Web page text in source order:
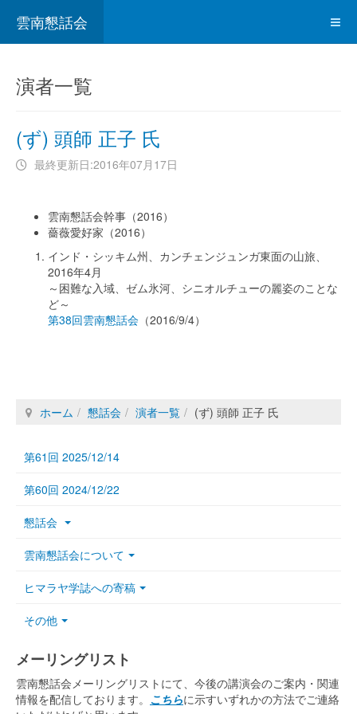
雲南懇話会
演者一覧
(ず) 頭師 正子 氏
最終更新日:2016年07月17日
雲南懇話会幹事（2016）
薔薇愛好家（2016）
インド・シッキム州、カンチェンジュンガ東面の山旅、
2016年4月
～困難な入域、ゼム氷河、シニオルチューの麗姿のことな
ど～
第38回雲南懇話会 （2016/9/4）
ホーム 懇話会 演者一覧 (ず) 頭師 正子 氏
第61回 2025/12/14
第60回 2024/12/22
懇話会
雲南懇話会について
ヒマラヤ学誌への寄稿
その他
メーリングリスト
雲南懇話会メーリングリストにて、今後の講演会のご案内・関連
情報を配信しております。 こちらに示すいずれかの方法でご連絡